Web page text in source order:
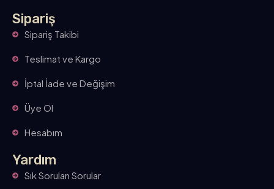
Sipariş
Sipariş Takibi
Teslimat ve Kargo
İptal İade ve Değişim
Üye Ol
Hesabım
Yardım
Sık Sorulan Sorular